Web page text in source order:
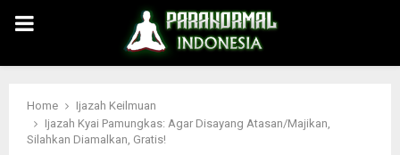
PRIMARY
MENU
Home
Ijazah Keilmuan
Ijazah Kyai Pamungkas: Agar Disayang Atasan/Majikan,
Silahkan Diamalkan, Gratis!